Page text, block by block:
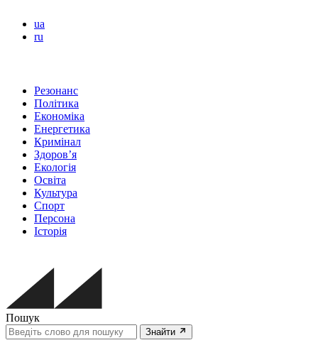
ua
ru
Резонанс
Політика
Економіка
Енергетика
Кримінал
Здоров’я
Екологія
Освіта
Культура
Спорт
Персона
Історія
Пошук
Знайти